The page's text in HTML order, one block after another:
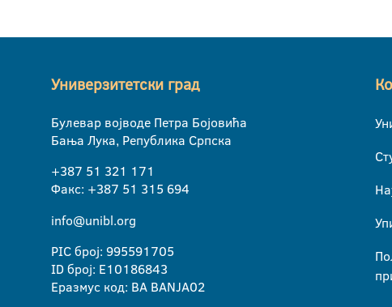
Универзитетски град
Булевар војводе Петра Бојовића
Бања Лука, Република Српска
+387 51 321 171
Факс: +387 51 315 694
info@unibl.org
PIC број: 995591705
ID број: E10186843
Еразмус код: BA BANJA02